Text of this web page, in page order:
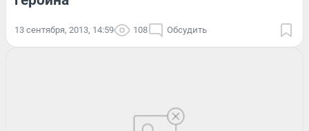
13 сентября, 2013, 14:59 108 Обсудить